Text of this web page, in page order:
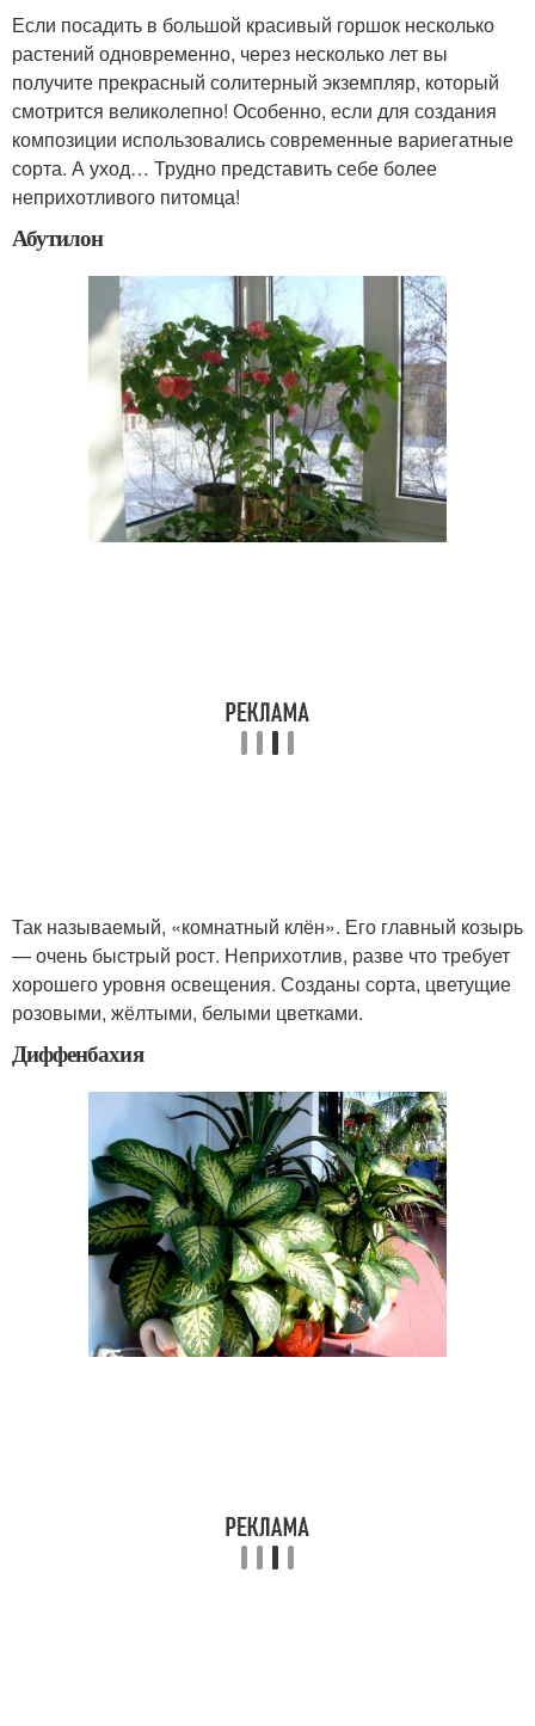
Если посадить в большой красивый горшок несколько
растений одновременно, через несколько лет вы
получите прекрасный солитерный экземпляр, который
смотрится великолепно! Особенно, если для создания
композиции использовались современные вариегатные
сорта. А уход… Трудно представить себе более
неприхотливого питомца!
Абутилон
Так называемый, «комнатный клён». Его главный козырь
— очень быстрый рост. Неприхотлив, разве что требует
хорошего уровня освещения. Созданы сорта, цветущие
розовыми, жёлтыми, белыми цветками.
Диффенбахия